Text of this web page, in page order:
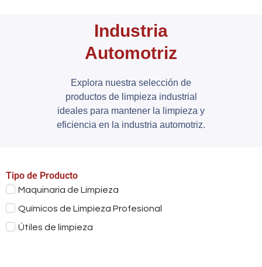
Industria
Automotriz
Explora nuestra selección de
productos de limpieza industrial
ideales para mantener la limpieza y
eficiencia en la industria automotriz.
Tipo de Producto
Maquinaria de Limpieza
Químicos de Limpieza Profesional
Útiles de limpieza